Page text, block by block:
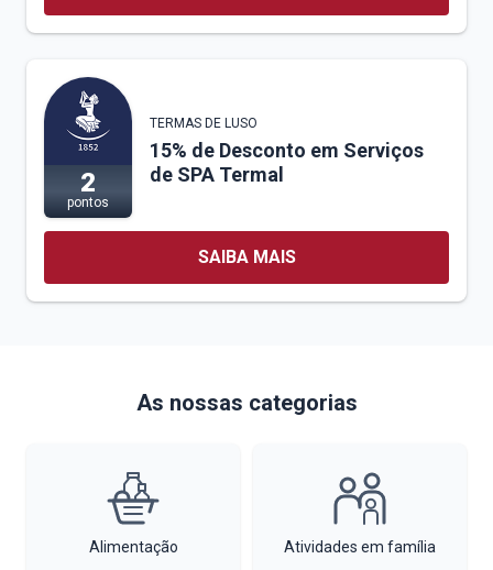
2
pontos
TERMAS DE LUSO
15% de Desconto em Serviços
de SPA Termal
SAIBA MAIS
As nossas categorias
Alimentação Atividades em família